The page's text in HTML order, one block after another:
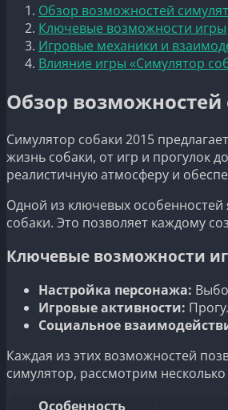
Обзор возможностей
Ключевые возможности игры
Игровые механики и
Влияние игры «Симулятор
Обзор возможностей
Симулятор собаки 2015
жизнь собаки, от игр и прогулок
реалистичную атмосферу и
Одной из ключевых особенностей
собаки. Это позволяет каждому
Ключевые возможности
Настройка персонажа:
Игровые активности:
Социальное
Каждая из этих возможностей
симулятор, рассмотрим
Особенность